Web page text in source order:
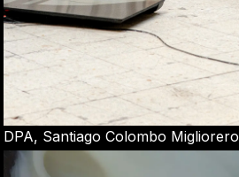
DPA, Santiago Colombo Migliorero